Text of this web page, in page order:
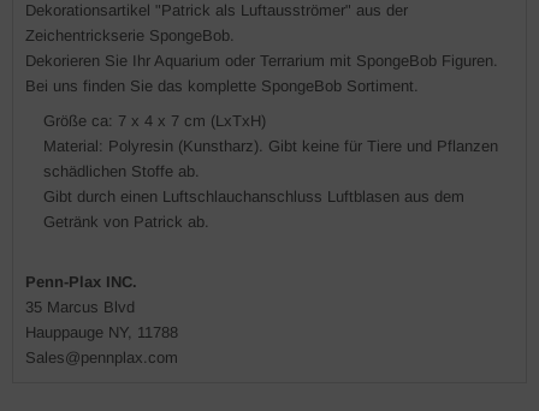
Dekorationsartikel "Patrick als Luftausströmer" aus der
Zeichentrickserie SpongeBob.
Dekorieren Sie Ihr Aquarium oder Terrarium mit SpongeBob Figuren.
Bei uns finden Sie das komplette SpongeBob Sortiment.
Größe ca: 7 x 4 x 7 cm (LxTxH)
Material: Polyresin (Kunstharz). Gibt keine für Tiere und Pflanzen
schädlichen Stoffe ab.
Gibt durch einen Luftschlauchanschluss Luftblasen aus dem
Getränk von Patrick ab.
Penn-Plax INC.
35 Marcus Blvd
Hauppauge NY, 11788
Sales@pennplax.com